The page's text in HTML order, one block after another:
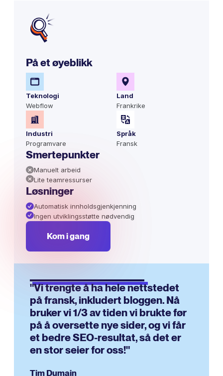
På et øyeblikk
Teknologi
Webflow
Land
Frankrike
Industri
Programvare
Språk
Fransk
Smertepunkter
Manuelt arbeid
Lite teamressurser
Løsninger
Automatisk innholdsgjenkjenning
Ingen utviklingsstøtte nødvendig
Kom i gang
"Vi trengte å ha hele nettstedet
på fransk, inkludert bloggen. Nå
bruker vi 1/3 av tiden vi brukte før
på å oversette nye sider, og vi får
et bedre SEO-resultat, så det er
en stor seier for oss!"
Tim Dumain